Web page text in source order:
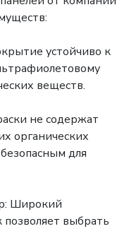
устойчиво к
веществ.
не содержат
органических
для
Широкий
выбрать